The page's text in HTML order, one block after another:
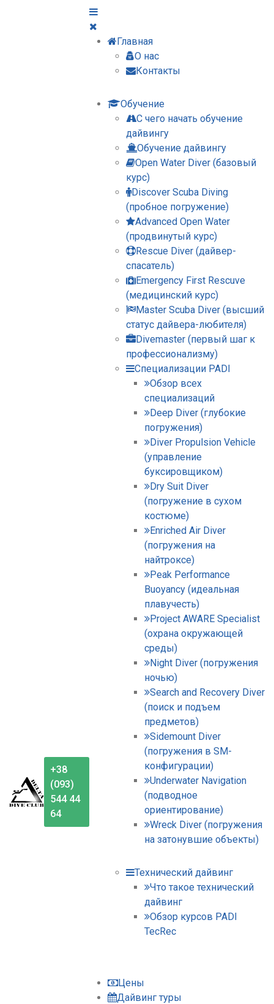
+38
(093)
544 44
64
Главная
О нас
Контакты
Обучение
С чего начать обучение
дайвингу
Обучение дайвингу
Open Water Diver (базовый
курс)
Discover Scuba Diving
(пробное погружение)
Advanced Open Water
(продвинутый курс)
Rescue Diver (дайвер-
спасатель)
Emergency First Rescuve
(медицинский курс)
Master Scuba Diver (высший
статус дайвера-любителя)
Divemaster (первый шаг к
профессионализму)
Специализации PADI
Обзор всех
специализаций
Deep Diver (глубокие
погружения)
Diver Propulsion Vehicle
(управление
буксировщиком)
Dry Suit Diver
(погружение в сухом
костюме)
Enriched Air Diver
(погружения на
найтроксе)
Peak Performance
Buoyancy (идеальная
плавучесть)
Project AWARE Specialist
(охрана окружающей
среды)
Night Diver (погружения
ночью)
Search and Recovery Diver
(поиск и подъем
предметов)
Sidemount Diver
(погружения в SM-
конфигурации)
Underwater Navigation
(подводное
ориентирование)
Wreck Diver (погружения
на затонувшие объекты)
Технический дайвинг
Что такое технический
дайвинг
Обзор курсов PADI
TecRec
Цены
Дайвинг туры